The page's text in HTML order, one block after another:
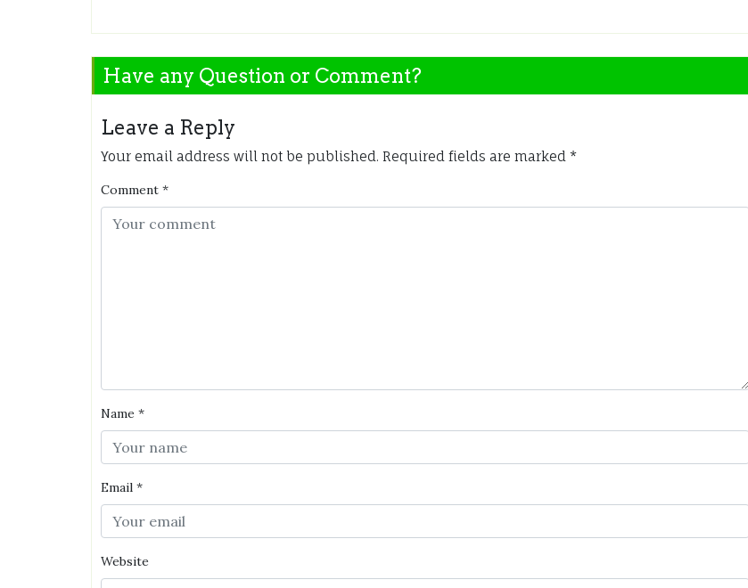
Have any Question or Comment?
Leave a Reply
Your email address will not be published. Required fields are marked *
Comment *
Name *
Email *
Website